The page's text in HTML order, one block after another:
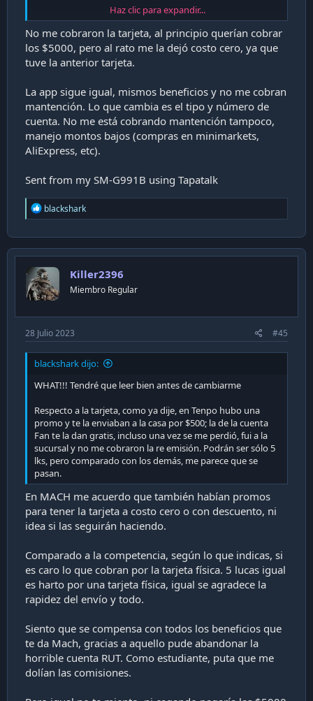
- ¿Al cambiar a Cta Cte Mach la app sigue siendo la misma?
Gracias
Haz clic para expandir...
No me cobraron la tarjeta, al principio querían cobrar
los $5000, pero al rato me la dejó costo cero, ya que
tuve la anterior tarjeta.
La app sigue igual, mismos beneficios y no me cobran
mantención. Lo que cambia es el tipo y número de
cuenta. No me está cobrando mantención tampoco,
manejo montos bajos (compras en minimarkets,
AliExpress, etc).
Sent from my SM-G991B using Tapatalk
R
e
c
t
o
n
s
blackshark
Killer2396
Miembro Regular
28 Julio 2023 #45
blackshark dijo:
WHAT!!! Tendré que leer bien antes de cambiarme
Respecto a la tarjeta, como ya dije, en Tenpo hubo una
promo y te la enviaban a la casa por $500; la de la cuenta
Fan te la dan gratis, incluso una vez se me perdió, fui a la
sucursal y no me cobraron la re emisión. Podrán ser sólo 5
lks, pero comparado con los demás, me parece que se
pasan.
En MACH me acuerdo que también habían promos
para tener la tarjeta a costo cero o con descuento, ni
idea si las seguirán haciendo.
Comparado a la competencia, según lo que indicas, si
es caro lo que cobran por la tarjeta física. 5 lucas igual
es harto por una tarjeta física, igual se agradece la
rapidez del envío y todo.
Siento que se compensa con todos los beneficios que
te da Mach, gracias a aquello pude abandonar la
horrible cuenta RUT. Como estudiante, puta que me
dolían las comisiones.